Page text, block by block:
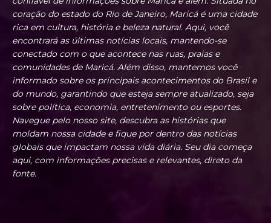
coração do estado do Rio de Janeiro, Maricá é uma cidade
rica em cultura, história e beleza natural. Aqui, você
encontrará as últimas notícias locais, mantendo-se
conectado com o que acontece nas ruas, praias e
comunidades de Maricá. Além disso, mantemos você
informado sobre os principais acontecimentos do Brasil e
do mundo, garantindo que esteja sempre atualizado, seja
sobre política, economia, entretenimento ou esportes.
Navegue pelo nosso site, descubra as histórias que
moldam nossa cidade e fique por dentro das notícias
globais que impactam nossa vida diária. Seu dia começa
aqui, com informações precisas e relevantes, direto da
fonte.